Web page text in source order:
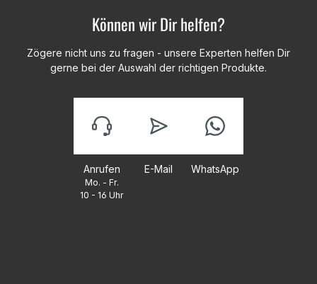
Können wir Dir helfen?
Zögere nicht uns zu fragen - unsere Experten helfen Dir
gerne bei der Auswahl der richtigen Produkte.
Anrufen
Mo. - Fr.
10 - 16 Uhr
E-Mail WhatsApp